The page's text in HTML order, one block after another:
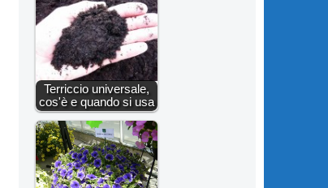
Terriccio universale,
cos'è e quando si usa